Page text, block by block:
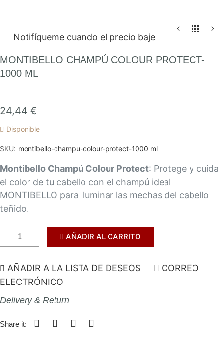
comienzo
de
Notifíqueme cuando el precio baje
MONTIBELLO CHAMPÚ COLOUR PROTECT-
1000 ML
24,44 €
Disponible
SKU montibello-champu-colour-protect-1000 ml
Montibello Champú Colour Protect: Protege y cuida
el color de tu cabello con el champú ideal
MONTIBELLO para iluminar las mechas del cabello
teñido.
AÑADIR AL CARRITO
AÑADIR A LA LISTA DE DESEOS
CORREO
ELECTRÓNICO
Delivery & Return
Share it: